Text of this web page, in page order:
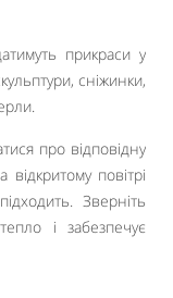
прикраси у
сніжинки,
про відповідну
повітрі
Зверніть
і забезпечує